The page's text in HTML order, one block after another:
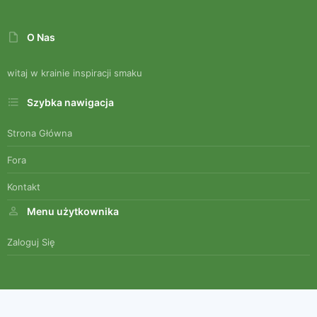
O Nas
witaj w krainie inspiracji smaku
Szybka nawigacja
Strona Główna
Fora
Kontakt
Menu użytkownika
Zaloguj Się